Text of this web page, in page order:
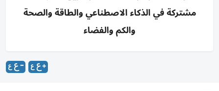
مشتركة في الذكاء الاصطناعي والطاقة والصحة
والكم والفضاء